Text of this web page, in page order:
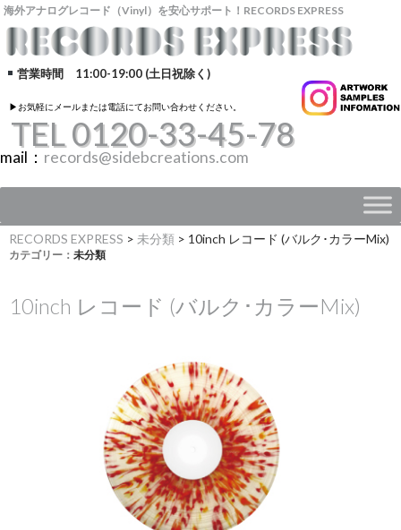
海外アナログレコード（Vinyl）を安心サポート！RECORDS EXPRESS
営業時間 11:00-19:00 (土日祝除く)
▶︎お気軽にメールまたは電話にてお問い合わせください。
TEL 0120-33-45-78
mail： records@sidebcreations.com
RECORDS EXPRESS > 未分類 > 10inch レコード (バルク･カラーMix)
カテゴリー： 未分類
10inch レコード (バルク･カラーMix)